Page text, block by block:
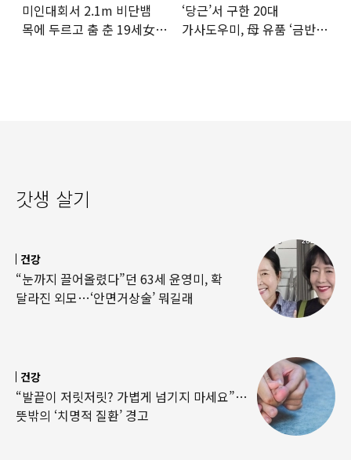
미인대회서 2.1m 비단뱀
목에 두르고 춤 춘 19세女
‘당근’서 구한 20대
가사도우미, 母 유품 ‘금반지
갓생 살기
건강
“눈까지 끌어올렸다”던 63세 윤영미, 확
달라진 외모…‘안면거상술’ 뭐길래
건강
“발끝이 저릿저릿? 가볍게 넘기지 마세요”…
뜻밖의 ‘치명적 질환’ 경고